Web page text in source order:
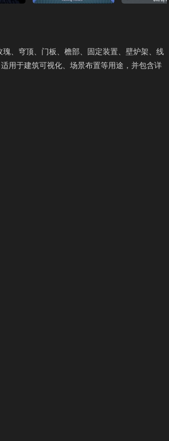
、穹顶、门板、檐部、固定装置、壁炉架、线
用于建筑可视化、场景布置等用途，并包含详